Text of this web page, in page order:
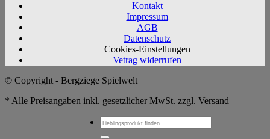
Kontakt
Impressum
AGB
Datenschutz
Cookies-Einstellungen
Vetrag widerrufen
© Copyright - Bergziege Spielwelt
* Alle Preisangaben inkl. gesetzlicher MwSt. zzgl. Versand
Suchen
nach: